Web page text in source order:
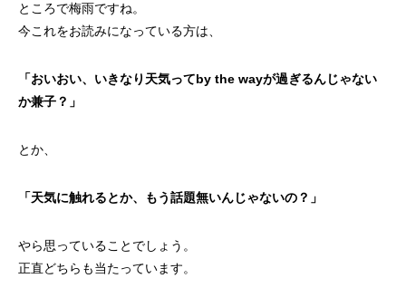
ところで梅雨ですね。
今これをお読みになっている方は、
「おいおい、いきなり天気ってby the wayが過ぎるんじゃない
か兼子？」
とか、
「天気に触れるとか、もう話題無いんじゃないの？」
やら思っていることでしょう。
正直どちらも当たっています。